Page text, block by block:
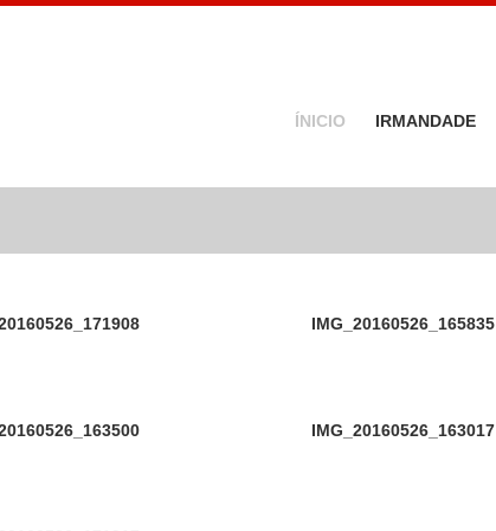
ÍNICIO IRMANDADE
IMG_20160526_165835
IMG_20160526_163017